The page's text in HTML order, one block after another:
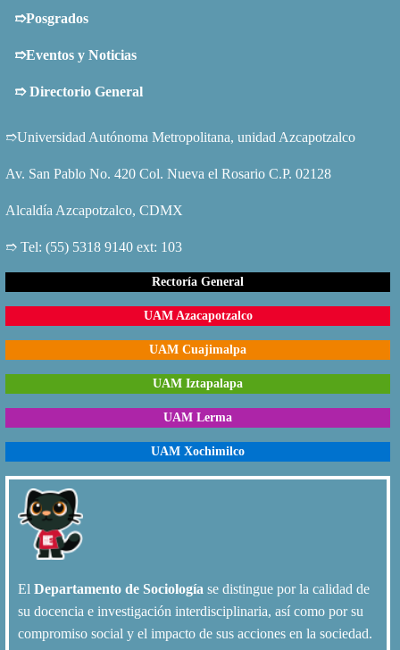
➱Posgrados
➱Eventos y Noticias
➱Directorio General
➱Universidad Autónoma Metropolitana, unidad Azcapotzalco
Av. San Pablo No. 420 Col. Nueva el Rosario C.P. 02128
Alcaldía Azcapotzalco, CDMX
➱ Tel: (55) 5318 9140 ext: 103
Rectoría General
UAM Azacapotzalco
UAM Cuajimalpa
UAM Iztapalapa
UAM Lerma
UAM Xochimilco
El Departamento de Sociología se distingue por la calidad de
su docencia e investigación interdisciplinaria, así como por su
compromiso social y el impacto de sus acciones en la sociedad.